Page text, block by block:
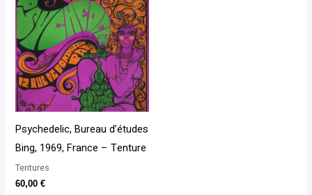
Psychedelic, Bureau d’études
Bing, 1969, France – Tenture
Tentures
60,00€